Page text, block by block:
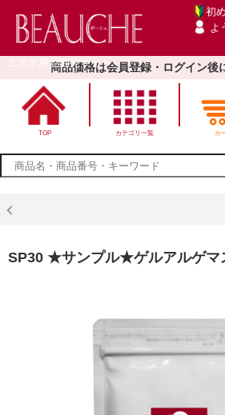
エステ用品卸売サイト
初
よ
商品価格は会員登録・ログイン後
TOP カテゴリ一覧 カ
SP30 ★サンプル★ゲルアルゲマ